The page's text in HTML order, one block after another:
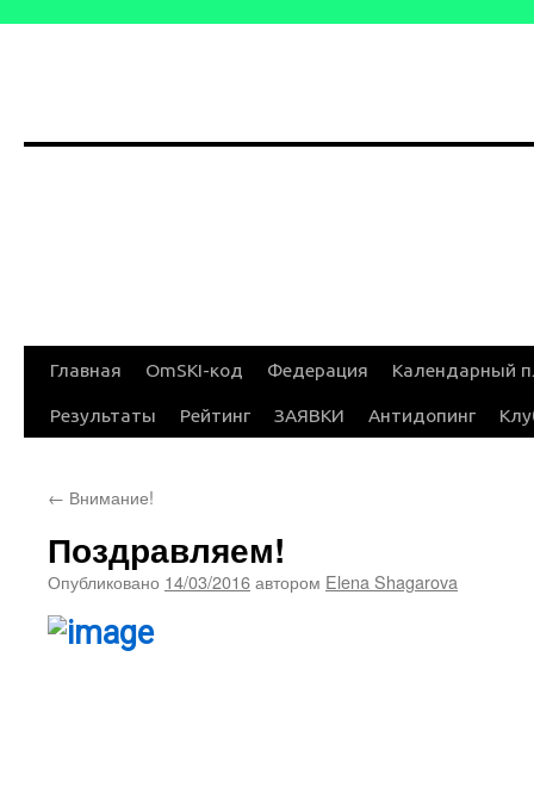
Перейти
Главная OmSKI-код Федерация Календарный
Результаты Рейтинг ЗАЯВКИ Антидопинг
← Внимание!
Поздравляем!
Опубликовано 14/03/2016автором Elena Shagarova